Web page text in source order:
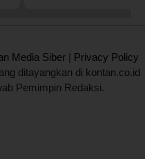
Media Siber | Privacy Policy
ditayangkan di kontan.co.id
Pemimpin Redaksi.